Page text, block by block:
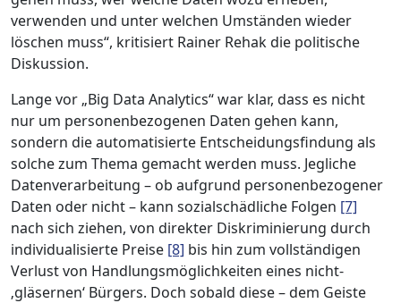
verwenden und unter welchen Umständen wieder
löschen muss“, kritisiert Rainer Rehak die politische
Diskussion.
Lange vor „Big Data Analytics“ war klar, dass es nicht
nur um personenbezogenen Daten gehen kann,
sondern die automatisierte Entscheidungsfindung als
solche zum Thema gemacht werden muss. Jegliche
Datenverarbeitung – ob aufgrund personenbezogener
Daten oder nicht – kann sozialschädliche Folgen [7]
nach sich ziehen, von direkter Diskriminierung durch
individualisierte Preise [8] bis hin zum vollständigen
Verlust von Handlungsmöglichkeiten eines nicht-
‚gläsernen‘ Bürgers. Doch sobald diese – dem Geiste